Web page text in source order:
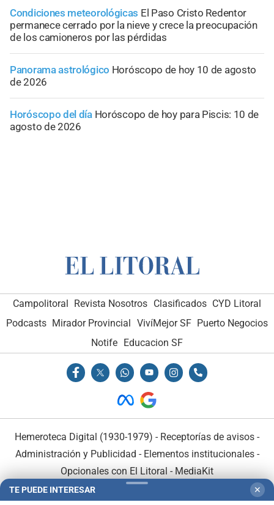
Condiciones meteorológicas El Paso Cristo Redentor
permanece cerrado por la nieve y crece la preocupación
de los camioneros por las pérdidas
Panorama astrológico Horóscopo de hoy 10 de agosto
de 2026
Horóscopo del día Horóscopo de hoy para Piscis: 10 de
agosto de 2026
Campolitoral Revista Nosotros Clasificados CYD Litoral
Podcasts Mirador Provincial VivíMejor SF Puerto Negocios
Notife
Educacion SF
Hemeroteca Digital (1930-1979) - Receptorías de avisos -
Administración y Publicidad - Elementos institucionales-
Opcionales con El Litoral - MediaKit
TE PUEDE INTERESAR ✕